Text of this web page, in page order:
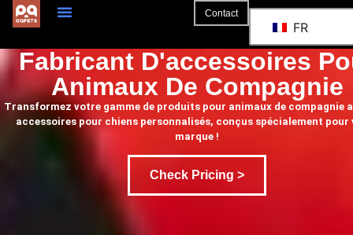
Contact
FR
Fabricant D'accessoires
Animaux De Compagnie
Transformez votre gamme de produits pour animaux de compagnie
accessoires pour chiens personnalisés, conçus spécialement pour
marque !
Check Pricing >